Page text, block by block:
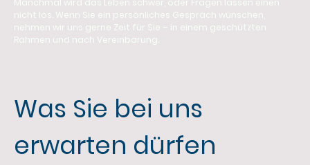
nicht los. Wenn Sie ein persönliches Gespräch wünschen,
nehmen wir uns gerne Zeit für Sie – in einem geschützten
Rahmen und nach Vereinbarung.
Was Sie bei uns
erwarten dürfen